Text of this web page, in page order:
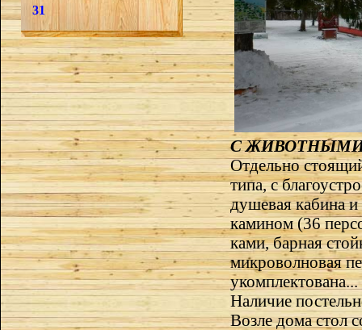
31
C
Отдельно
типа, с
душевая кабина и
камином (36
ками, барная
микроволновая
укомплектована...
Наличие
Возле дома стол